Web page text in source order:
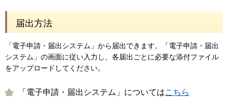
届出方法
「電子申請・届出システム」から届出できます。「電子申請・届出
システム」の画面に従い入力し、各届出ごとに必要な添付ファイル
をアップロードしてください。
「電子申請・届出システム」についてはこちら